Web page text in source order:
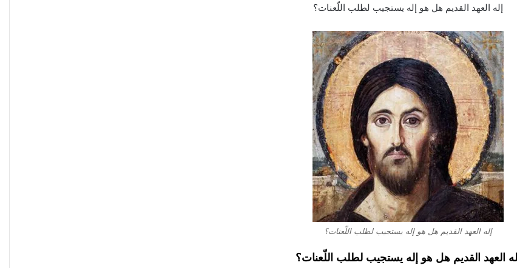
إله العهد القديم هل هو إله يستجيب لطلب اللّعنات؟
إله العهد القديم هل هو إله يستجيب لطلب اللّعنات؟
إله العهد القديم هل هو إله يستجيب لطلب اللّعنات؟